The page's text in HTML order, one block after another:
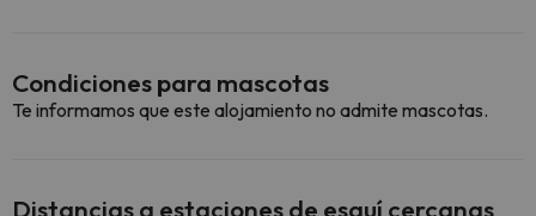
Condiciones para mascotas
Te informamos que este alojamiento no admite mascotas.
Distancias a estaciones de esquí cercanas